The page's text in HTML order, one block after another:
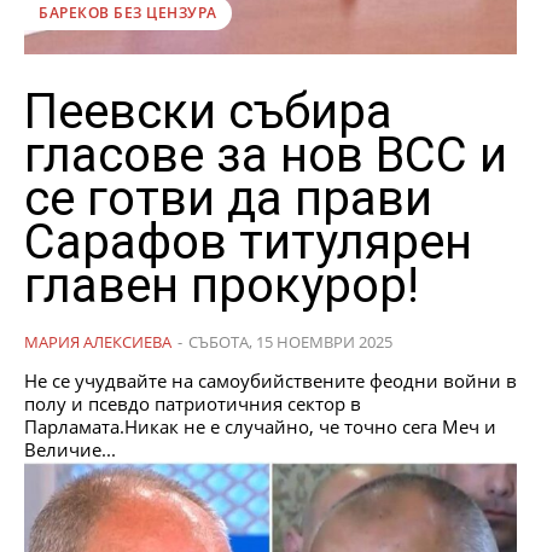
БАРЕКОВ БЕЗ ЦЕНЗУРА
Пеевски събира
гласове за нов ВСС и
се готви да прави
Сарафов титулярен
главен прокурор!
МАРИЯ АЛЕКСИЕВА - СЪБОТА, 15 НОЕМВРИ 2025
Не се учудвайте на самоубийствените феодни войни в
полу и псевдо патриотичния сектор в
Парламата.Никак не е случайно, че точно сега Меч и
Величие...